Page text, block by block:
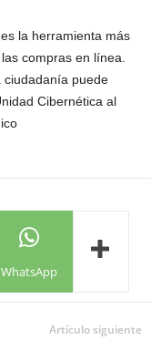
la herramienta más
compras en línea.
ciudadanía puede
Cibernética al
WhatsApp
Artículo siguiente